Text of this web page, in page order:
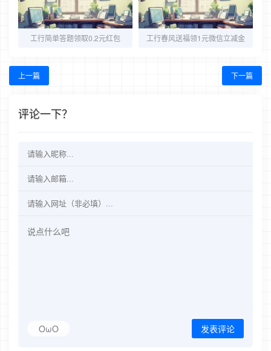
工行简单答题领取0.2元红包 工行春风送福领1元微信立减金
上一篇 下一篇
评论一下？
OωO 发表评论